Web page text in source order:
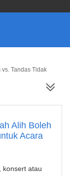
Tandas Tidak
Alih Boleh
Acara
konsert atau